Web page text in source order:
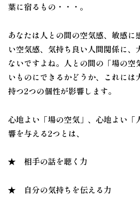
葉に宿るもの・・・。
あなたは人との間の空気感、敏感に
い空気感、気持ち良い人間関係に、
ないですよね。人との間の「場の空
いものにできるかどうか、これには
持つ2つの個性が影響します。
心地よい「場の空気」、心地よい「
響を与える2つとは、
★ 相手の話を聴く力
★ 自分の気持ちを伝える力